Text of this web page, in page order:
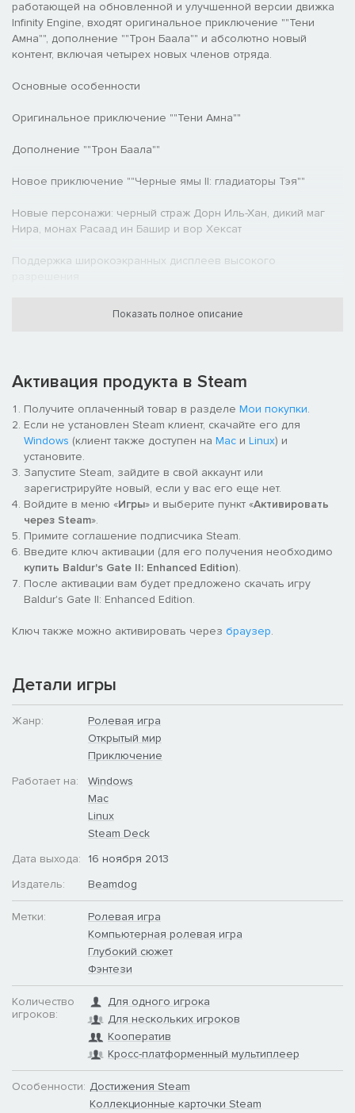
работающей на обновленной и улучшенной версии движка
Infinity Engine, входят оригинальное приключение ""Тени
Амна"", дополнение ""Трон Баала"" и абсолютно новый
контент, включая четырех новых членов отряда.
Основные особенности
Оригинальное приключение ""Тени Амна""
Дополнение ""Трон Баала""
Новое приключение ""Черные ямы II: гладиаторы Тэя""
Новые персонажи: черный страж Дорн Иль-Хан, дикий маг
Нира, монах Расаад ин Башир и вор Хексат
Поддержка широкоэкранных дисплеев высокого
Улучшенная поддержка сетевой игры с возможностью
Показать полное описание
Активация продукта в Steam
Получите оплаченный товар в разделе Мои покупки.
Если не установлен Steam клиент, скачайте его для
Windows (клиент также доступен на Mac и Linux) и
установите.
Запустите Steam, зайдите в свой аккаунт или
зарегистрируйте новый, если у вас его еще нет.
Войдите в меню «Игры» и выберите пункт «Активировать
через Steam».
Примите соглашение подписчика Steam.
Введите ключ активации (для его получения необходимо
купить Baldur's Gate II: Enhanced Edition).
После активации вам будет предложено скачать игру
Baldur's Gate II: Enhanced Edition.
Ключ также можно активировать через браузер.
Детали игры
Жанр:
Ролевая игра
Открытый мир
Приключение
Работает на:
Windows
Mac
Linux
Steam Deck
Дата выхода:
16 ноября 2013
Издатель:
Beamdog
Метки:
Ролевая игра
Компьютерная ролевая игра
Глубокий сюжет
Фэнтези
Количество
игроков:
Для одного игрока
Для нескольких игроков
Кооператив
Кросс-платформенный мультиплеер
Особенности: Достижения Steam
Коллекционные карточки Steam